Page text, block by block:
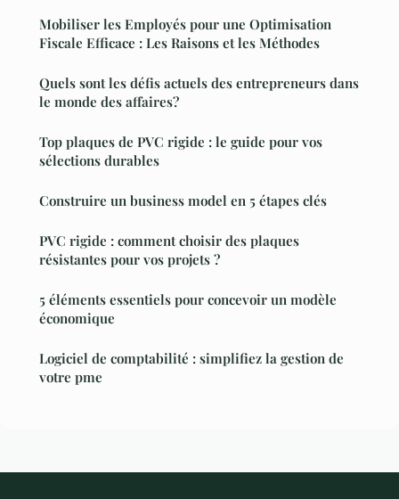
Mobiliser les Employés pour une Optimisation
Fiscale Efficace : Les Raisons et les Méthodes
Quels sont les défis actuels des entrepreneurs dans
le monde des affaires?
Top plaques de PVC rigide : le guide pour vos
sélections durables
Construire un business model en 5 étapes clés
PVC rigide : comment choisir des plaques
résistantes pour vos projets ?
5 éléments essentiels pour concevoir un modèle
économique
Logiciel de comptabilité : simplifiez la gestion de
votre pme